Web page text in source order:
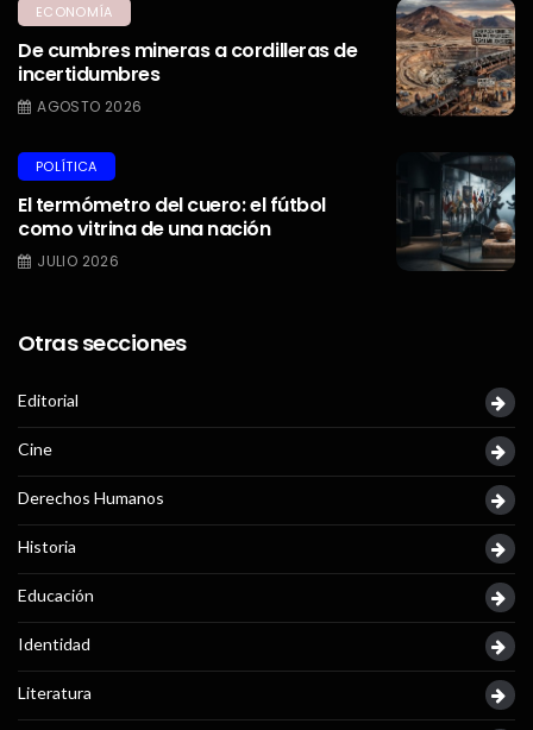
ECONOMÍA
De cumbres mineras a cordilleras de
incertidumbres
AGOSTO 2026
POLÍTICA
El termómetro del cuero: el fútbol
como vitrina de una nación
JULIO 2026
Otras secciones
Editorial
Cine
Derechos Humanos
Historia
Educación
Identidad
Literatura